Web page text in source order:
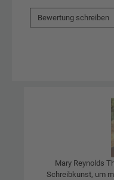
Bewertung schreiben
Mary Reynolds
Schreibkunst, um